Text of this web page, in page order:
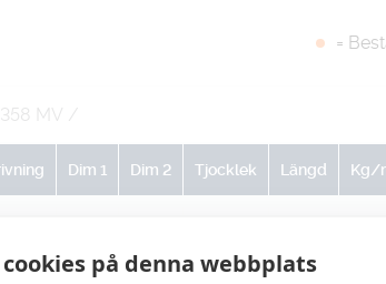
på denna webbplats
=
MV /
Dim 1 Dim 2 Tjocklek Längd Kg/